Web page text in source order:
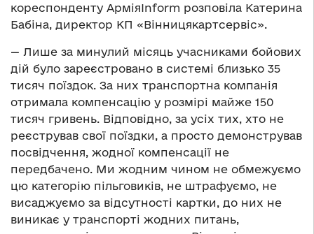
кореспонденту АрміяInform розповіла Катерина
Бабіна, директор КП «Вінницякартсервіс».
— Лише за минулий місяць учасниками бойових
дій було зареєстровано в системі близько 35
тисяч поїздок. За них транспортна компанія
отримала компенсацію у розмірі майже 150
тисяч гривень. Відповідно, за усіх тих, хто не
реєстрував свої поїздки, а просто демонстрував
посвідчення, жодної компенсації не
передбачено. Ми жодним чином не обмежуємо
цю категорію пільговиків, не штрафуємо, не
висаджуємо за відсутності картки, до них не
виникає у транспорті жодних питань,